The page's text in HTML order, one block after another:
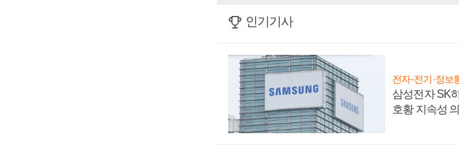
인기기사
전자·전기·정보
삼성전자 SK
호황 지속성